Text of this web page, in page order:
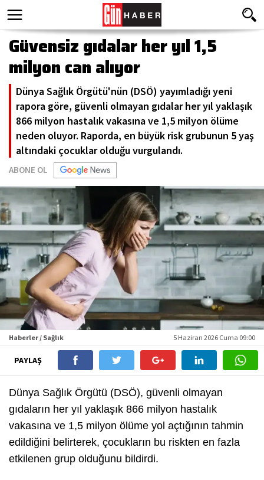
Güvensiz gıdalar her yıl 1,5
milyon can alıyor
Dünya Sağlık Örgütü'nün (DSÖ) yayımladığı yeni
rapora göre, güvenli olmayan gıdalar her yıl yaklaşık
866 milyon hastalık vakasına ve 1,5 milyon ölüme
neden oluyor. Raporda, en büyük risk grubunun 5 yaş
altındaki çocuklar olduğu vurgulandı.
ABONE OL
Haberler / Sağlık 5 Haziran 2026 Cuma 09:00
PAYLAŞ
Dünya Sağlık Örgütü (DSÖ), güvenli olmayan
gıdaların her yıl yaklaşık 866 milyon hastalık
vakasına ve 1,5 milyon ölüme yol açtığının tahmin
edildiğini belirterek, çocukların bu riskten en fazla
etkilenen grup olduğunu bildirdi.